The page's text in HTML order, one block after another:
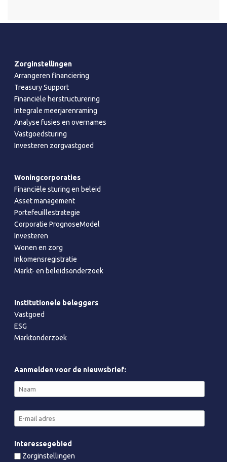
Zorginstellingen
Arrangeren financiering
Treasury Support
Financiële herstructurering
Integrale meerjarenraming
Analyse fusies en overnames
Vastgoedsturing
Investeren zorgvastgoed
Woningcorporaties
Financiële sturing en beleid
Asset management
Portefeuillestrategie
Corporatie PrognoseModel
Investeren
Wonen en zorg
Inkomensregistratie
Markt- en beleidsonderzoek
Institutionele beleggers
Vastgoed
ESG
Marktonderzoek
Aanmelden voor de nieuwsbrief:
Interessegebied
Zorginstellingen